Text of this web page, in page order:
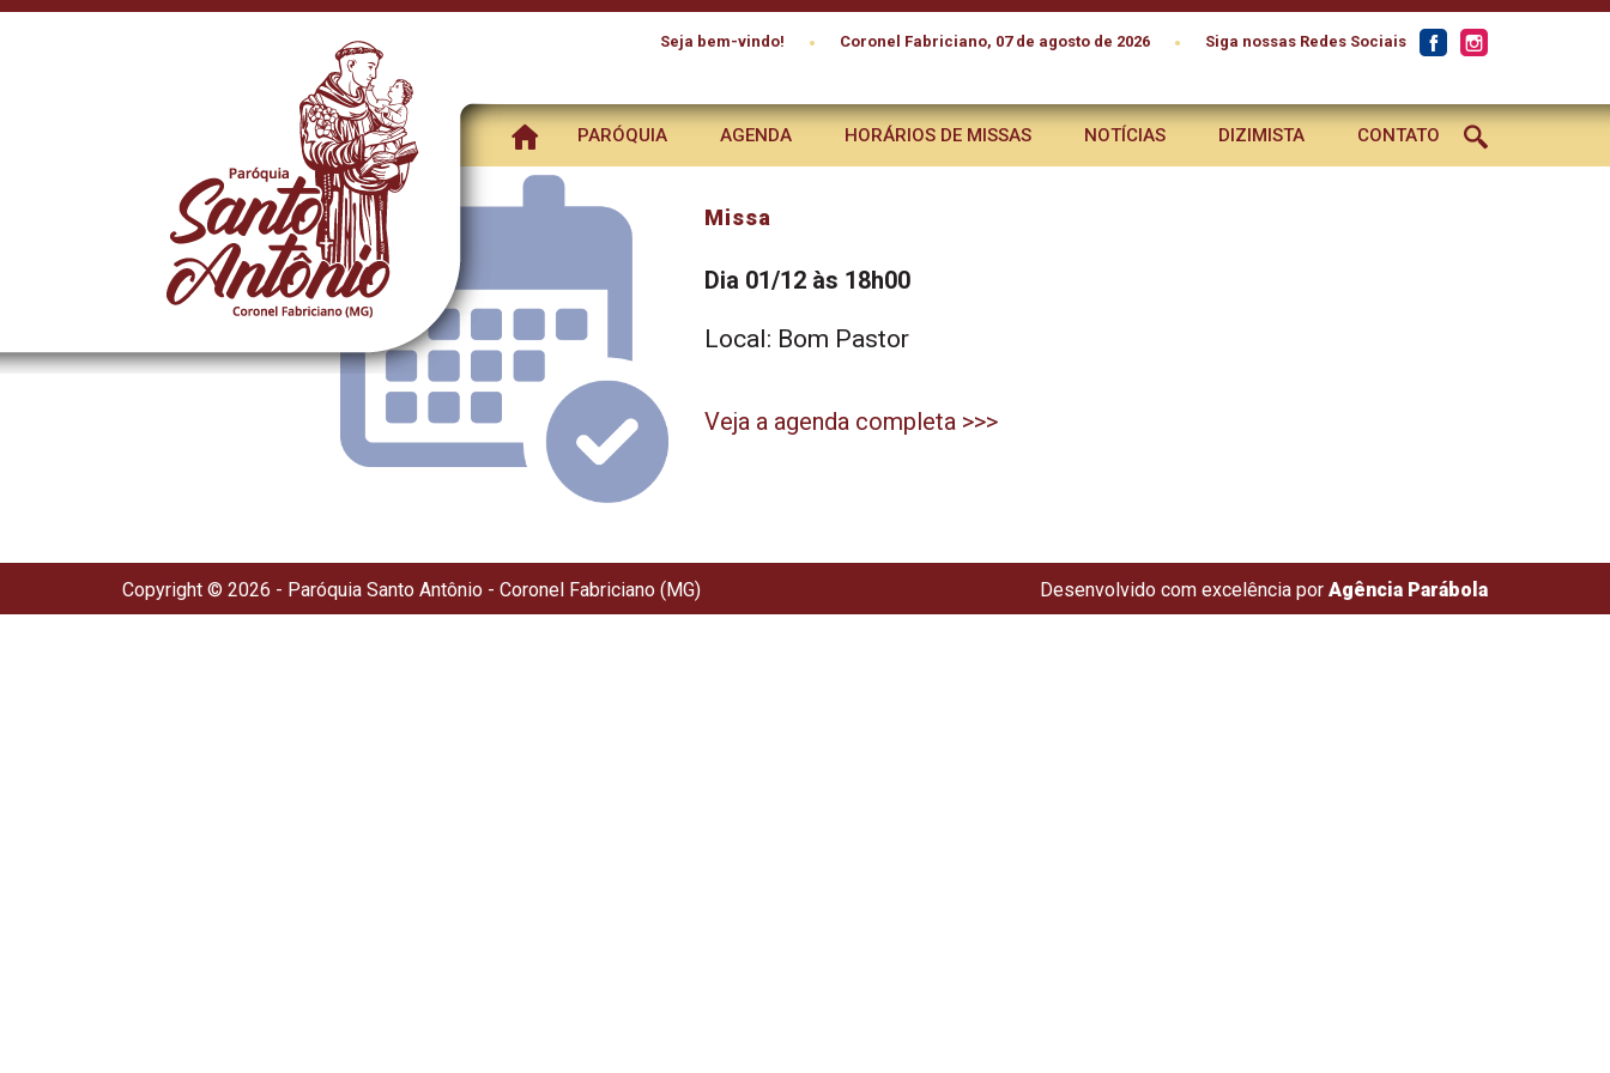
Seja bem-vindo! • Coronel Fabriciano, 07 de agosto de 2026 • Siga nossas Redes Sociais
PARÓQUIA AGENDA HORÁRIOS DE MISSAS NOTÍCIAS DIZIMISTA CONTATO
Missa
Dia 01/12 às 18h00
Local: Bom Pastor
Veja a agenda completa >>>
Copyright © 2026 - Paróquia Santo Antônio - Coronel Fabriciano (MG) Desenvolvido com excelência por Agência Parábola